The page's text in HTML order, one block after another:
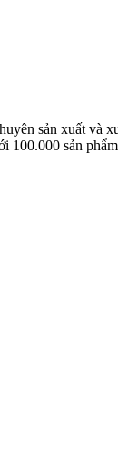
sản xuất và
100.000 sản